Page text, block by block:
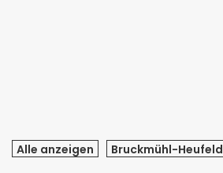
Alle anzeigen Bruckmühl-Heufeld